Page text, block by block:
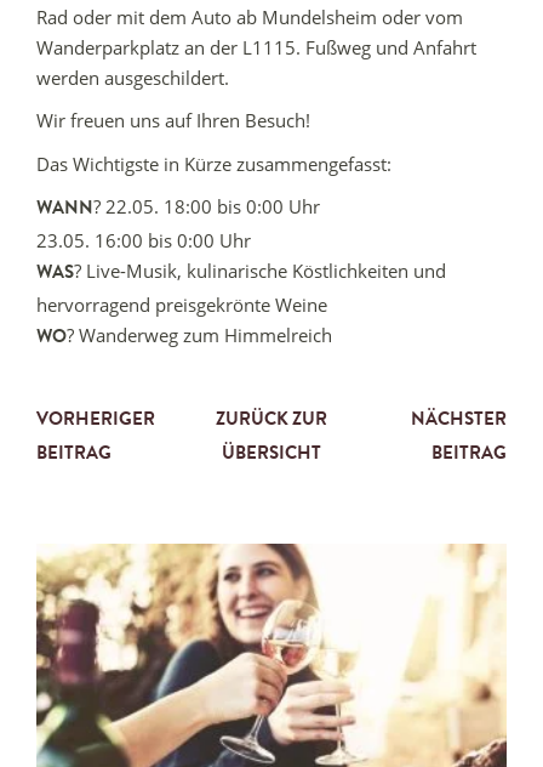
Rad oder mit dem Auto ab Mundelsheim oder vom
Wanderparkplatz an der L1115. Fußweg und Anfahrt
werden ausgeschildert.
Wir freuen uns auf Ihren Besuch!
Das Wichtigste in Kürze zusammengefasst:
WANN? 22.05. 18:00 bis 0:00 Uhr
23.05. 16:00 bis 0:00 Uhr
WAS? Live-Musik, kulinarische Köstlichkeiten und
hervorragend preisgekrönte Weine
WO? Wanderweg zum Himmelreich
VORHERIGER
BEITRAG
ZURÜCK ZUR
ÜBERSICHT
NÄCHSTER
BEITRAG